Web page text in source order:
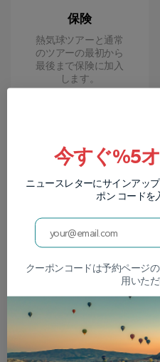
保険
熱気球ツアーと通常
のツアーの最初から
最後まで保険に加入
します。
安全性
プロの、認定された
経験豊富なガイドと
パイロット、そして
高品質の機器。
今すぐ%5
ニュースレターにサインアッ
ポン コードを
クーポンコードは予約ページ
用いただ